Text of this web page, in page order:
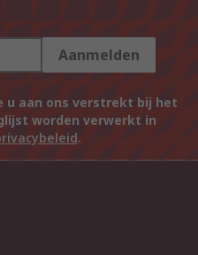
Aanmelden
u aan ons verstrekt bij het
worden verwerkt in
.